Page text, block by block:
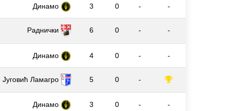
Динамо 3 0 - -
Раднички 6 0 - -
Динамо 4 0 - -
Југовић Ламагро 5 0 -
Динамо 3 0 - -